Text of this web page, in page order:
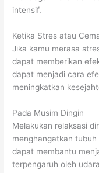
intensif.
Ketika Stres atau
Jika kamu merasa
dapat memberikan
dapat menjadi cara
meningkatkan
Pada Musim Dingin
Melakukan relaksasi
menghangatkan
dapat membantu
terpengaruh oleh